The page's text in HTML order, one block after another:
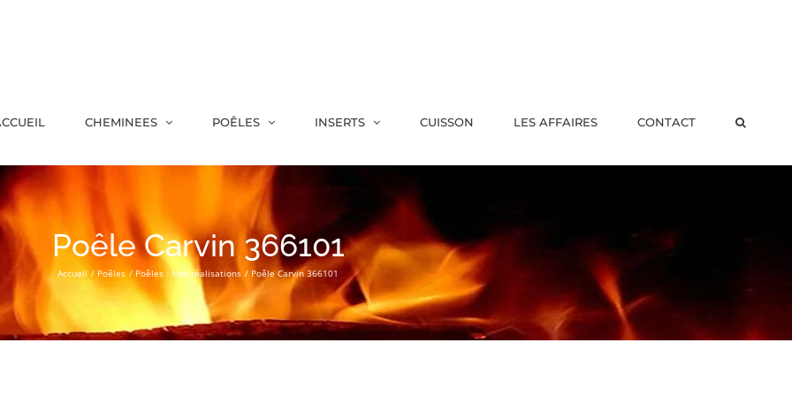
CHEMINEES POÊLES INSERTS CUISSON LES AFFAIRES CONTACT
Poêle Carvin 366101
Accueil Poêles Poêles : Nos réalisations Poêle Carvin 366101